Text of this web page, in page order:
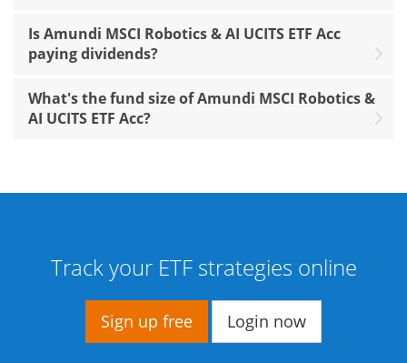
Is Amundi MSCI Robotics & AI UCITS ETF Acc
paying dividends?
What's the fund size of Amundi MSCI Robotics &
AI UCITS ETF Acc?
Track your ETF strategies online
Sign up free Login now